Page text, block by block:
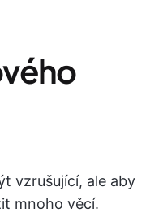
vzrušující, ale aby
mnoho věcí.